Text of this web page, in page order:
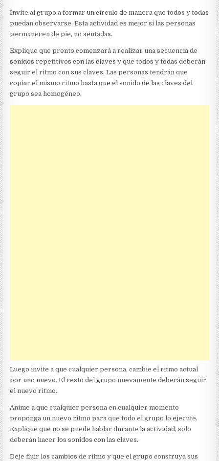
Invite al grupo a formar un círculo de manera que todos y todas
puedan observarse. Esta actividad es mejor si las personas
permanecen de pie, no sentadas.
Explique que pronto comenzará a realizar una secuencia de
sonidos repetitivos con las claves y que todos y todas deberán
seguir el ritmo con sus claves. Las personas tendrán que
copiar el mismo ritmo hasta que el sonido de las claves del
grupo sea homogéneo.
Luego invite a que cualquier persona, cambie el ritmo actual
por uno nuevo. El resto del grupo nuevamente deberán seguir
el nuevo ritmo.
Anime a que cualquier persona en cualquier momento
proponga un nuevo ritmo para que todo el grupo lo ejecute.
Explique que no se puede hablar durante la actividad, solo
deberán hacer los sonidos con las claves.
Deje fluir los cambios de ritmo y que el grupo construya sus